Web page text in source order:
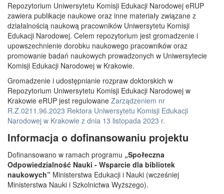
Repozytorium Uniwersytetu Komisji Edukacji Narodowej eRUP
zawiera publikacje naukowe oraz inne materiały związane z
działalnością naukową pracowników Uniwersytetu Komisji
Edukacji Narodowej. Celem repozytorium jest gromadzenie i
upowszechnienie dorobku naukowego pracowników oraz
promowanie badań naukowych prowadzonych w Uniwersytecie
Komisji Edukacji Narodowej w Krakowie.
Gromadzenie i udostępnianie rozpraw doktorskich w
Repozytorium Uniwersytetu Komisji Edukacji Narodowej w
Krakowie eRUP jest regulowane Zarządzeniem nr
R.Z.0211.96.2023 Rektora Uniwersytetu Komisji Edukacji
Narodowej w Krakowie z dnia 13 listopada 2023 r.
Informacja o dofinansowaniu projektu
Dofinansowano w ramach programu „Społeczna
Odpowiedzialność Nauki - Wsparcie dla bibliotek
naukowych” Ministerstwa Edukacji i Nauki (wcześniej
Ministerstwa Nauki i Szkolnictwa Wyższego).